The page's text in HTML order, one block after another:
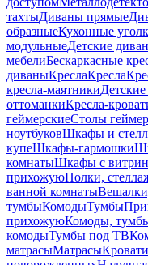
тахтыДиваны прямые
образныеКухонные
модульныеДетские
мебелиБескаркасные
диваныКреслаКресла
кресла-маятники
оттоманкиКресла-
геймерскиеСтолы
ноутбуковШкафы и
купеШкафы-гармошки
комнатыШкафы с
прихожуюПолки,
ванной комнаты
тумбыКомодыТумбы
прихожуюКомоды,
комодыТумбы под ТВ
матрасыМатрасыКровати